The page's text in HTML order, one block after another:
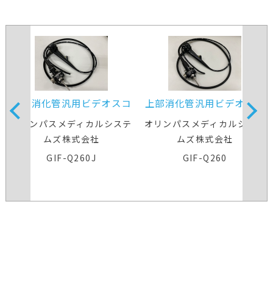
上部消化管汎用ビデオスコ
ープ
オリンパスメディカルシステ
ムズ株式会社
GIF-Q260J
上部消化管汎用ビデオスコ
ープ
オリンパスメディカルシステ
ムズ株式会社
GIF-Q260